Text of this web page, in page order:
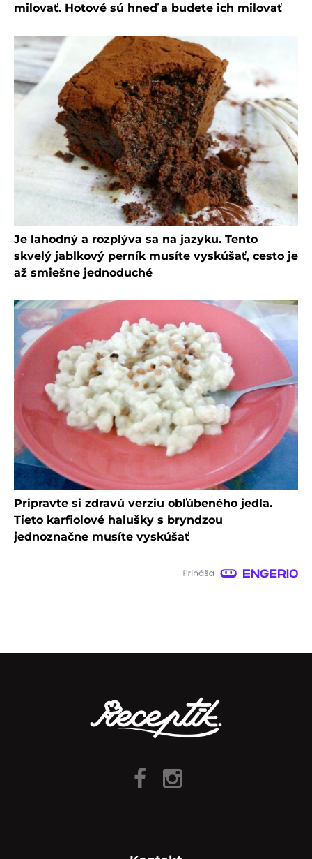
milovať. Hotové sú hneď a budete ich milovať
Je lahodný a rozplýva sa na jazyku. Tento
skvelý jablkový perník musíte vyskúšať, cesto je
až smiešne jednoduché
Pripravte si zdravú verziu obľúbeného jedla.
Tieto karfiolové halušky s bryndzou
jednoznačne musíte vyskúšať